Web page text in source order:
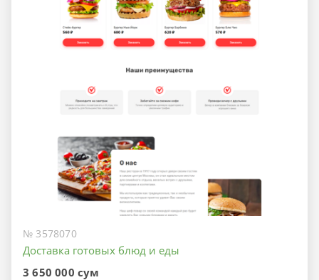
№ 3578070
Доставка готовых блюд и еды
3 650 000 сум